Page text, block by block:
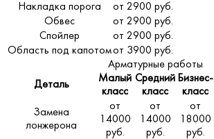
Накладка порога
от 2900 руб.
Обвес
от 2900 руб.
Спойлер
от 2900 руб.
Область под капотомот 3900 руб.
Арматурные работы
Деталь
Малый
класс
Средний
класс
Бизнес-
класс
Замена
лонжерона
от
14000
руб.
от
14000
руб.
от
18000
руб.